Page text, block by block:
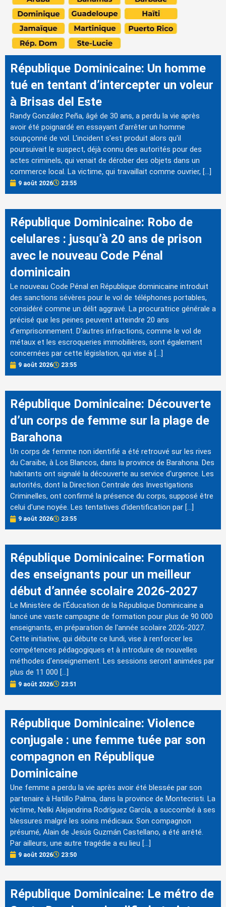
République Dominicaine: Un homme
tué en tentant d’intercepter un voleur
à Brisas del Este
Randy González Peña, âgé de 30 ans, a perdu la vie après
avoir été poignardé en essayant d'arrêter un homme
soupçonné de vol. L'incident s'est produit alors qu'il
poursuivait le suspect, déjà connu des autorités pour des
actes criminels, qui venait de dérober des objets dans un
commerce local. La victime, qui travaillait comme ouvrier, […]
9 août 2026 23:55
République Dominicaine: Robo de
celulares : jusqu’à 20 ans de prison
avec le nouveau Code Pénal
dominicain
Le nouveau Code Pénal en République dominicaine introduit
des sanctions sévères pour le vol de téléphones portables,
considéré comme un délit aggravé. La procuratrice générale a
précisé que les peines peuvent atteindre 20 ans
d'emprisonnement. D'autres infractions, comme le vol de
métaux et les escroqueries immobilières, sont également
concernées par cette législation, qui vise à […]
9 août 2026 23:55
République Dominicaine: Découverte
d’un corps de femme sur la plage de
Barahona
Un corps de femme non identifié a été retrouvé sur les rives
du Caraïbe, à Los Blancos, dans la province de Barahona. Des
habitants ont signalé la découverte au service d'urgence. Les
autorités, dont la Direction Centrale des Investigations
Criminelles, ont confirmé la présence du corps, supposé être
celui d'une noyée. Les tentatives d'identification par […]
9 août 2026 23:55
République Dominicaine: Formation
des enseignants pour un meilleur
début d’année scolaire 2026-2027
Le Ministère de l'Éducation de la République Dominicaine a
lancé une vaste campagne de formation pour plus de 90 000
enseignants, en préparation de l'année scolaire 2026-2027.
Cette initiative, qui débute ce lundi, vise à renforcer les
compétences pédagogiques et à introduire de nouvelles
méthodes d'enseignement. Les sessions seront animées par
plus de 11 000 […]
9 août 2026 23:51
République Dominicaine: Violence
conjugale : une femme tuée par son
compagnon en République
Dominicaine
Une femme a perdu la vie après avoir été blessée par son
partenaire à Hatillo Palma, dans la province de Montecristi. La
victime, Nelki Alejandrina Rodríguez García, a succombé à ses
blessures malgré les soins médicaux. Son compagnon
présumé, Alain de Jesús Guzmán Castellano, a été arrêté.
Par ailleurs, une autre tragédie a eu lieu […]
9 août 2026 23:50
République Dominicaine: Le métro de